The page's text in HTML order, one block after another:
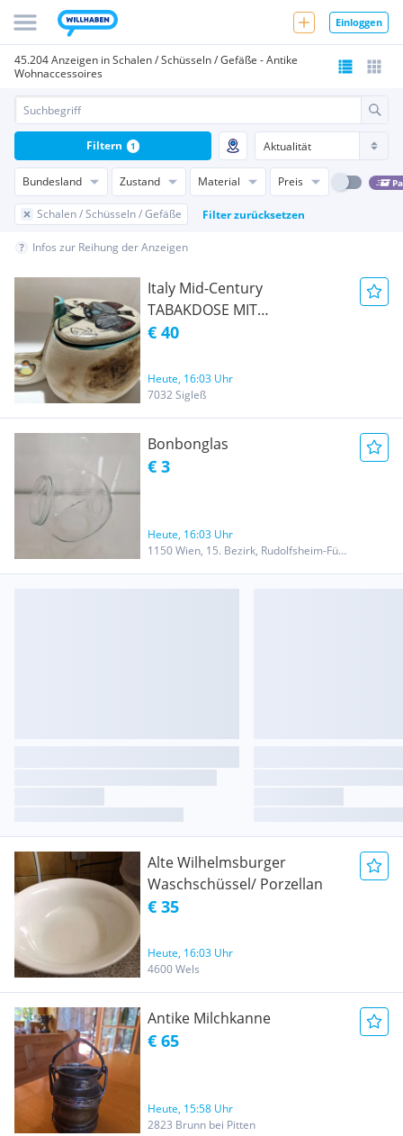
Einloggen
45.204 Anzeigen in Schalen / Schüsseln / Gefäße - Antike
Wohnaccessoires
Bundesland Zustand Material Preis
Schalen / Schüsseln / Gefäße Filter zurücksetzen
Filtern 1
Infos zur Reihung der Anzeigen
Italy Mid-Century
TABAKDOSE MIT
PFEIFENHALTER signiert
€ 40
Heute, 16:03 Uhr
7032 Sigleß
Bonbonglas
€ 3
Heute, 16:03 Uhr
1150 Wien, 15. Bezirk, Rudolfsheim-Fünfhaus
Alte Wilhelmsburger
Waschschüssel/ Porzellan
€ 35
Heute, 16:03 Uhr
4600 Wels
Antike Milchkanne
€ 65
Heute, 15:58 Uhr
2823 Brunn bei Pitten